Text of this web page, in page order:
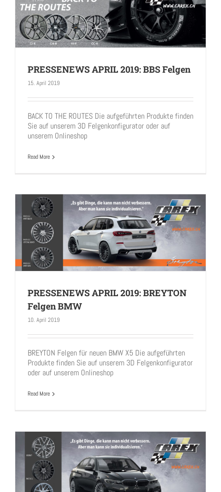
PRESSENEWS APRIL 2019: BBS Felgen
PRESSENEWS APRIL 2019: BBS Felgen
15. April 2019
BACK TO THE ROUTES Die aufgeführten Produkte finden
Sie auf unserem 3D Felgenkonfigurator oder auf
unserem Onlineshop
Read More
PRESSENEWS APRIL 2019: BREYTON Felgen BMW
PRESSENEWS APRIL 2019: BREYTON
Felgen BMW
10. April 2019
BREYTON Felgen für neuen BMW X5 Die aufgeführten
Produkte finden Sie auf unserem 3D Felgenkonfigurator
oder auf unserem Onlineshop
Read More